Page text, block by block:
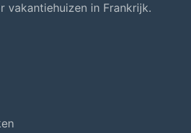
vakantiehuizen in Frankrijk.